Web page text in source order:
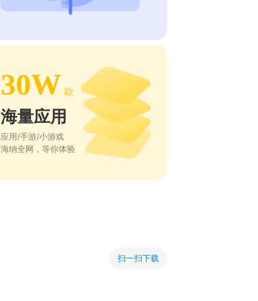
30W 款
海量应用
应用/手游/小游戏
海纳全网，等你体验
扫一扫下载